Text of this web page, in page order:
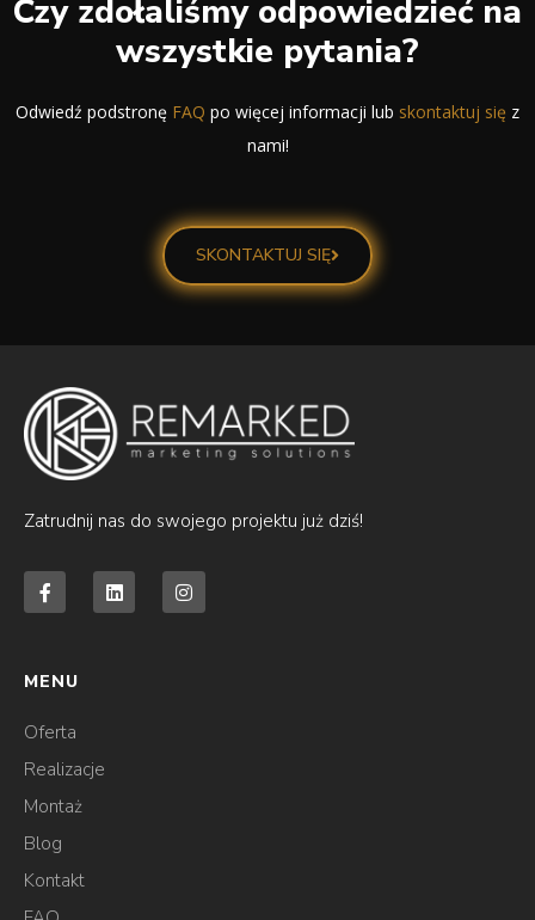
Czy zdołaliśmy odpowiedzieć na
wszystkie pytania?
Odwiedź podstronę FAQ po więcej informacji lub skontaktuj się z
nami!
SKONTAKTUJ SIĘ
Zatrudnij nas do swojego projektu już dziś!
F
a
c
o
o
-
L
i
n
I
n
s
MENU
Oferta
Realizacje
Montaż
Blog
Kontakt